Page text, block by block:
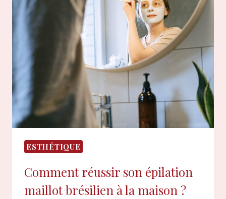
SOIN
DU
VISAGE
FAIT
LE
BUZZ
EN
MOMENT
ESTHÉTIQUE
Comment réussir son épilation
maillot brésilien à la maison ?